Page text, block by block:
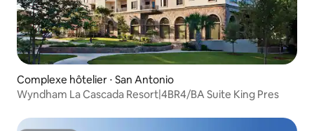
Complexe hôtelier ⋅ San Antonio
Wyndham La Cascada Resort|4BR4/BA Suite King Pres